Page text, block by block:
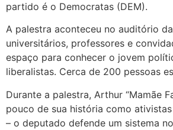
partido é o Democratas (DEM).
A palestra aconteceu no auditório da
universitários, professores e
espaço para conhecer o jovem
liberalistas. Cerca de 200 pessoas
Durante a palestra, Arthur “Mamãe
pouco de sua história como
– o deputado defende um sistema